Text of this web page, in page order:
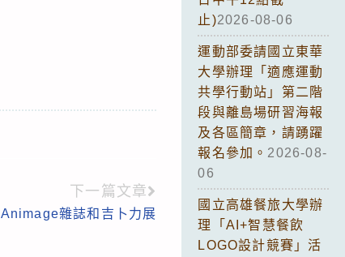
下一篇文章
Animage雜誌和吉卜力展
止)2026-08-06
運動部委請國立東華
大學辦理「適應運動
共學行動站」第二階
段與離島場研習海報
及各區簡章，請踴躍
報名參加。 2026-08-
06
國立高雄餐旅大學辦
理「AI+智慧餐飲
LOGO設計競賽」活